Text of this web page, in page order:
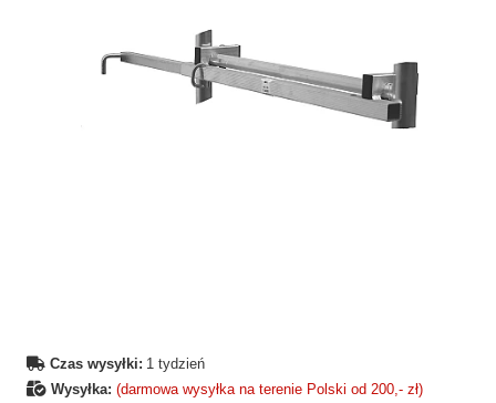
Czas wysyłki: 1 tydzień
Wysyłka: (darmowa wysyłka na terenie Polski od 200,- zł)